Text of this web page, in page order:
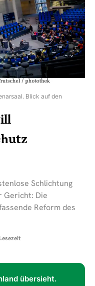
Blick auf den
Schlichtung
Gericht: Die
Reform des
übersieht.